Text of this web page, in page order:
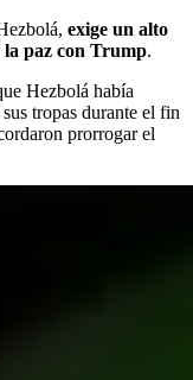
exige un alto
paz con Trump.
Hezbolá había
tropas durante el fin
prorrogar el